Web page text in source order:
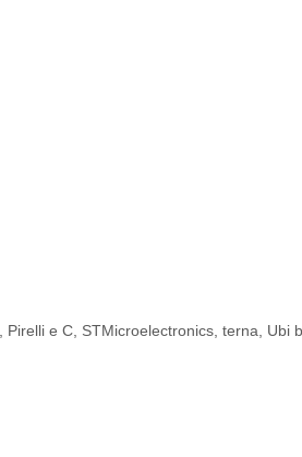
Pirelli e C STMicroelectronics ,terna Ubi